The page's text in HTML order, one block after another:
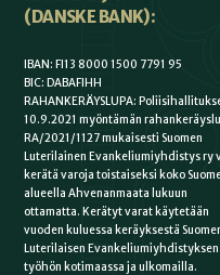
(DANSKE BANK):
IBAN: FI13 8000 1500 7791 95
BIC: DABAFIHH
RAHANKERÄYSLUPA:
10.9.2021 myöntämän
RA/2021/1127 mukaisesti Suomen
Luterilainen Evankeliumiyhdistys ry
kerätä varoja toistaiseksi koko
alueella Ahvenanmaata lukuun
ottamatta. Kerätyt varat käytetään
vuoden kuluessa keräyksestä
Luterilaisen Evankeliumiyhdistyksen
työhön kotimaassa ja ulkomailla.